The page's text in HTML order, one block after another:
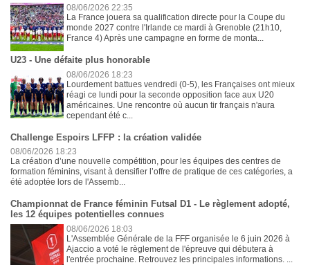
08/06/2026 22:35
La France jouera sa qualification directe pour la Coupe du
monde 2027 contre l'Irlande ce mardi à Grenoble (21h10,
France 4) Après une campagne en forme de monta...
U23 - Une défaite plus honorable
08/06/2026 18:23
Lourdement battues vendredi (0-5), les Françaises ont mieux
réagi ce lundi pour la seconde opposition face aux U20
américaines. Une rencontre où aucun tir français n'aura
cependant été c...
Challenge Espoirs LFFP : la création validée
08/06/2026 18:23
La création d’une nouvelle compétition, pour les équipes des centres de
formation féminins, visant à densifier l’offre de pratique de ces catégories, a
été adoptée lors de l'Assemb...
Championnat de France féminin Futsal D1 - Le règlement adopté,
les 12 équipes potentielles connues
08/06/2026 18:03
L'Assemblée Générale de la FFF organisée le 6 juin 2026 à
Ajaccio a voté le règlement de l'épreuve qui débutera à
l'entrée prochaine. Retrouvez les principales informations. ...